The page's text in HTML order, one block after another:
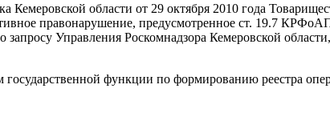
области от 29 октября 2010 года
правонарушение, предусмотренное ст. 19.7
Управления Роскомнадзора Кемеровской
функции по формированию реестра